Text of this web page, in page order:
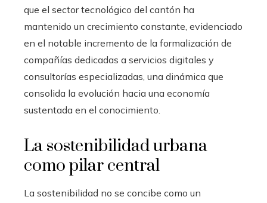
que el sector tecnológico del cantón ha
mantenido un crecimiento constante, evidenciado
en el notable incremento de la formalización de
compañías dedicadas a servicios digitales y
consultorías especializadas, una dinámica que
consolida la evolución hacia una economía
sustentada en el conocimiento.
La sostenibilidad urbana
como pilar central
La sostenibilidad no se concibe como un